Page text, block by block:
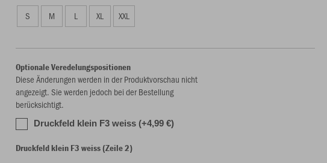
S M L XL XXL
Optionale Veredelungspositionen
Diese Änderungen werden in der Produktvorschau nicht
angezeigt. Sie werden jedoch bei der Bestellung
berücksichtigt.
Druckfeld klein F3 weiss (+4,99 €)
Druckfeld klein F3 weiss (Zeile 2)